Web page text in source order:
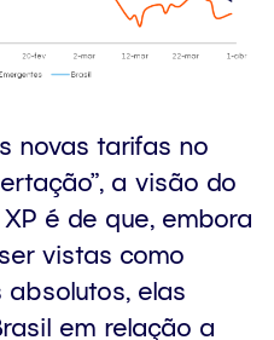
novas tarifas no
a visão do
é de que, embora
vistas como
elas
em relação a